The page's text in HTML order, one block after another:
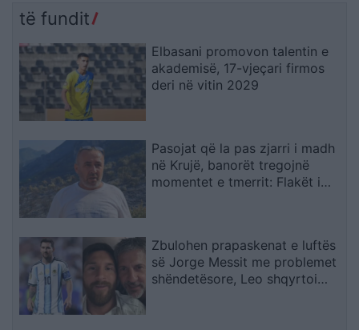
të fundit
Elbasani promovon talentin e
akademisë, 17-vjeçari firmos
deri në vitin 2029
Pasojat që la pas zjarri i madh
në Krujë, banorët tregojnë
momentet e tmerrit: Flakët i
Zbulohen prapaskenat e luftës
së Jorge Messit me problemet
shëndetësore, Leo shqyrtoi